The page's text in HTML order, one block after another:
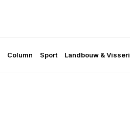
Column Sport Landbouw &